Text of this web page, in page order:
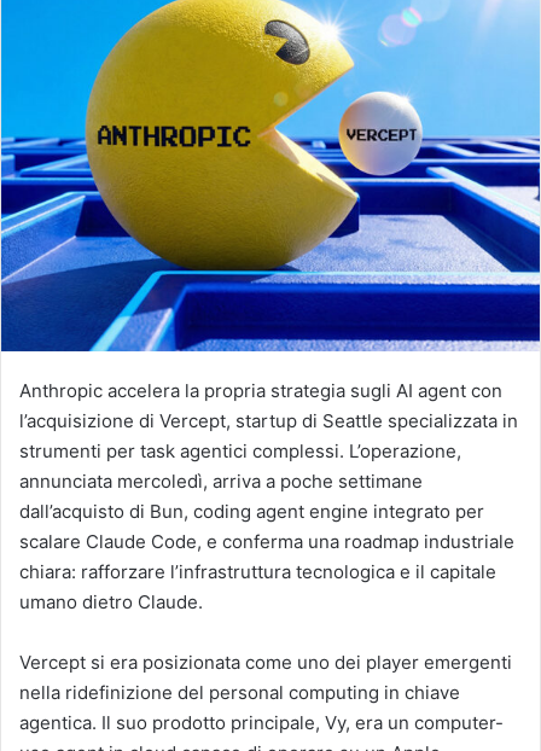
Anthropic accelera la propria strategia sugli AI agent con
l’acquisizione di Vercept, startup di Seattle specializzata in
strumenti per task agentici complessi. L’operazione,
annunciata mercoledì, arriva a poche settimane
dall’acquisto di Bun, coding agent engine integrato per
scalare Claude Code, e conferma una roadmap industriale
chiara: rafforzare l’infrastruttura tecnologica e il capitale
umano dietro Claude.
Vercept si era posizionata come uno dei player emergenti
nella ridefinizione del personal computing in chiave
agentica. Il suo prodotto principale, Vy, era un computer-